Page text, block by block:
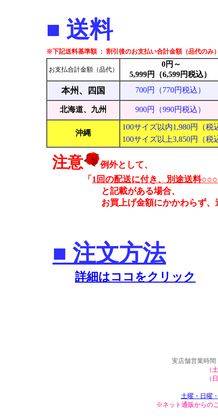
■ 送料
※下記送料基準額 ： 割引後のお支払い合計金額（品代のみ
お支払合計金額（品代）
0円～
5,999円（6,599円税込）
本州、四国 700円（770円税込）
北海道、九州 900円（990円税込）
沖縄
100サイズ以内1,980円（税
100サイズ以上3,850円（税
注意
例外として、
「 1回の配送に付き、別途送料
と記載がある場合、
お買上げ金額にかかわらず、送
■ 注文方法
詳細はココをクリック
実店舗営業時
（
（
土曜・日曜
※ネット通販からの